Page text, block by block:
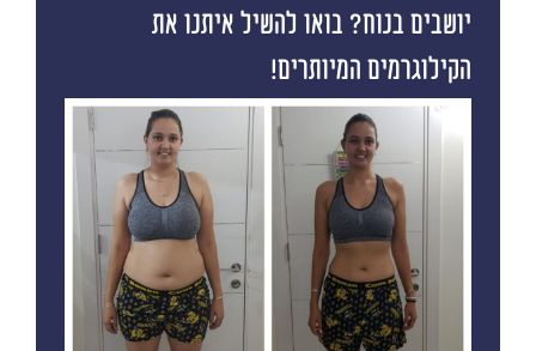
יושבים בנוח? בואו להשיל איתנו את
הקילוגרמים המיותרים!